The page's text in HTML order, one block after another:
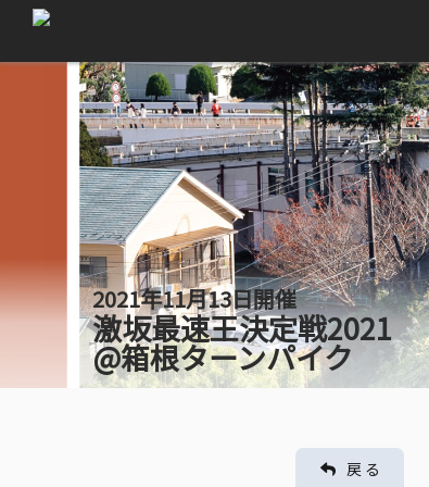
2021年11月13日開催
激坂最速王決定戦2021
@箱根ターンパイク
戻 る